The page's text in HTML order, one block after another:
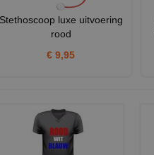
Stethoscoop luxe uitvoering
rood
€ 9,95